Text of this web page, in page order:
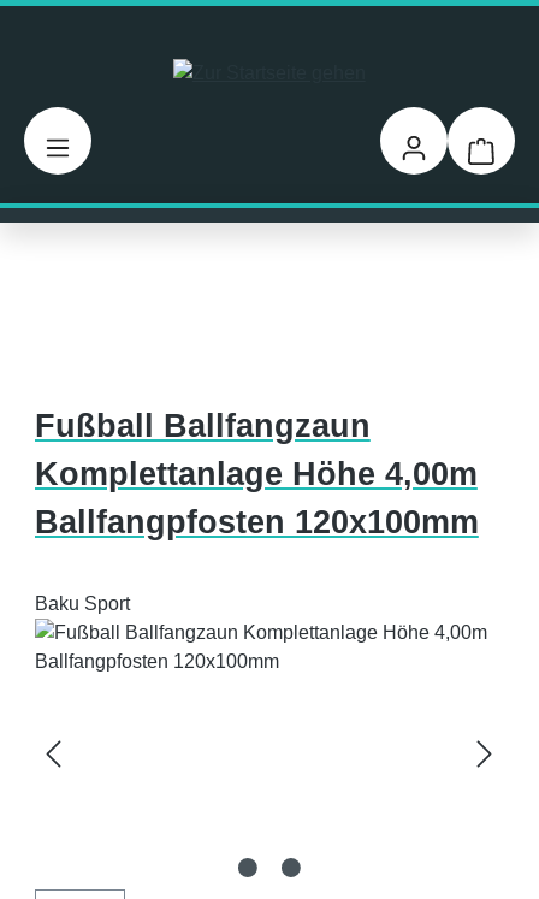
Fußball Ballfangzaun
Komplettanlage Höhe 4,00m
Ballfangpfosten 120x100mm
Baku Sport
Bildergalerie überspringen